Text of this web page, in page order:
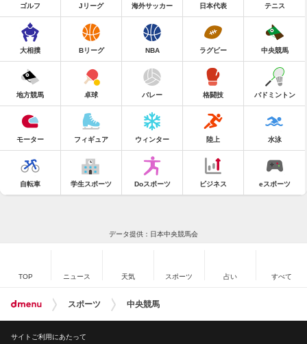
ゴルフ Jリーグ 海外サッカー 日本代表 テニス
大相撲 Bリーグ NBA ラグビー 中央競馬
地方競馬 卓球 バレー 格闘技 バドミントン
モーター フィギュア ウィンター 陸上 水泳
自転車 学生スポーツ Doスポーツ ビジネス eスポーツ
データ提供：日本中央競馬会
TOP ニュース 天気 スポーツ 占い すべて
スポーツ 中央競馬
サイトご利用にあたって